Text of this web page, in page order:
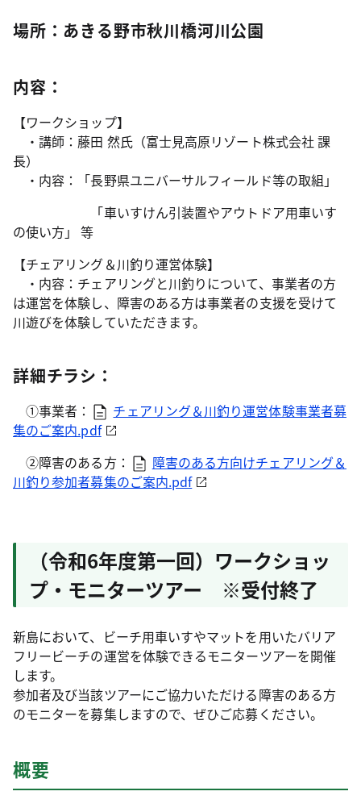
場所：あきる野市秋川橋河川公園
内容：
【ワークショップ】
・講師：藤田 然氏（富士見高原リゾート株式会社 課
長）
・内容：「長野県ユニバーサルフィールド等の取組」
「車いすけん引装置やアウトドア用車いす
の使い方」 等
【チェアリング＆川釣り運営体験】
・内容：チェアリングと川釣りについて、事業者の方
は運営を体験し、障害のある方は事業者の支援を受けて
川遊びを体験していただきます。
詳細チラシ：
①事業者：
チェアリング＆川釣り運営体験事業者募
集のご案内.pdf
②障害のある方：
障害のある方向けチェアリング＆
川釣り参加者募集のご案内.pdf
（令和6年度第一回）ワークショッ
プ・モニターツアー ※受付終了
新島において、ビーチ用車いすやマットを用いたバリア
フリービーチの運営を体験できるモニターツアーを開催
します。
参加者及び当該ツアーにご協力いただける障害のある方
のモニターを募集しますので、ぜひご応募ください。
概要